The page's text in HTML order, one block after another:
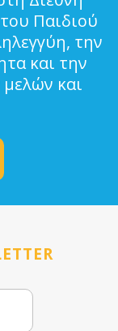
Παιδιού
την
και την
και